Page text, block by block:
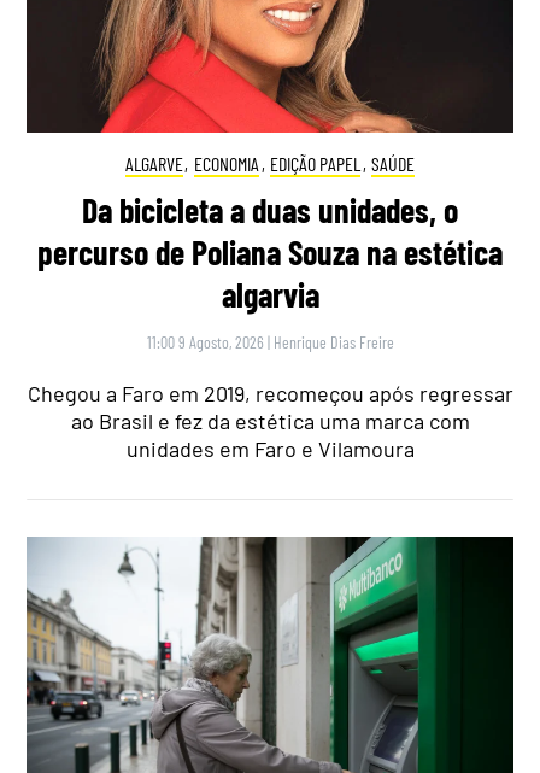
ALGARVE, ECONOMIA , EDIÇÃO PAPEL , SAÚDE
Da bicicleta a duas unidades, o
percurso de Poliana Souza na estética
algarvia
11:00 9 Agosto, 2026 | Henrique Dias Freire
Chegou a Faro em 2019, recomeçou após regressar
ao Brasil e fez da estética uma marca com
unidades em Faro e Vilamoura